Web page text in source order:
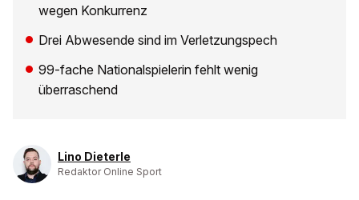
wegen Konkurrenz
Drei Abwesende sind im Verletzungspech
99-fache Nationalspielerin fehlt wenig
überraschend
Lino Dieterle
Redaktor Online Sport